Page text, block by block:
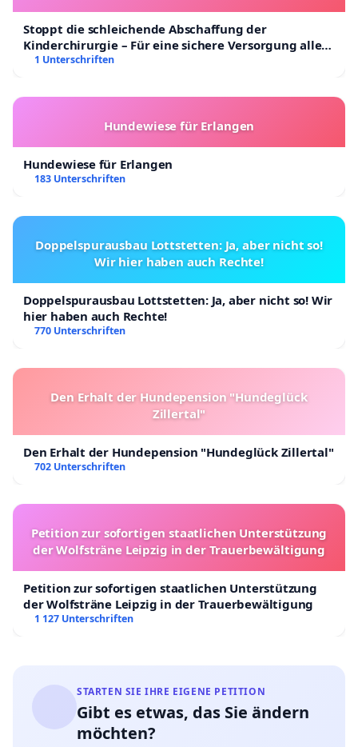
Stoppt die schleichende Abschaffung der
Kinderchirurgie – Für eine sichere Versorgung aller
Kinder in Deutschland
1 Unterschriften
Hundewiese für Erlangen
Hundewiese für Erlangen
183 Unterschriften
Doppelspurausbau Lottstetten: Ja, aber nicht so!
Wir hier haben auch Rechte!
Doppelspurausbau Lottstetten: Ja, aber nicht so! Wir
hier haben auch Rechte!
770 Unterschriften
Den Erhalt der Hundepension "Hundeglück
Zillertal"
Den Erhalt der Hundepension "Hundeglück Zillertal"
702 Unterschriften
Petition zur sofortigen staatlichen Unterstützung
der Wolfsträne Leipzig in der Trauerbewältigung
Petition zur sofortigen staatlichen Unterstützung
der Wolfsträne Leipzig in der Trauerbewältigung
1 127 Unterschriften
STARTEN SIE IHRE EIGENE PETITION
Gibt es etwas, das Sie ändern
möchten?